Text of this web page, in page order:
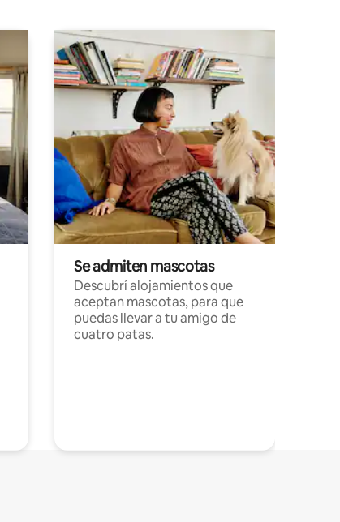
Se admiten mascotas
Descubrí alojamientos que
aceptan mascotas, para que
puedas llevar a tu amigo de
cuatro patas.